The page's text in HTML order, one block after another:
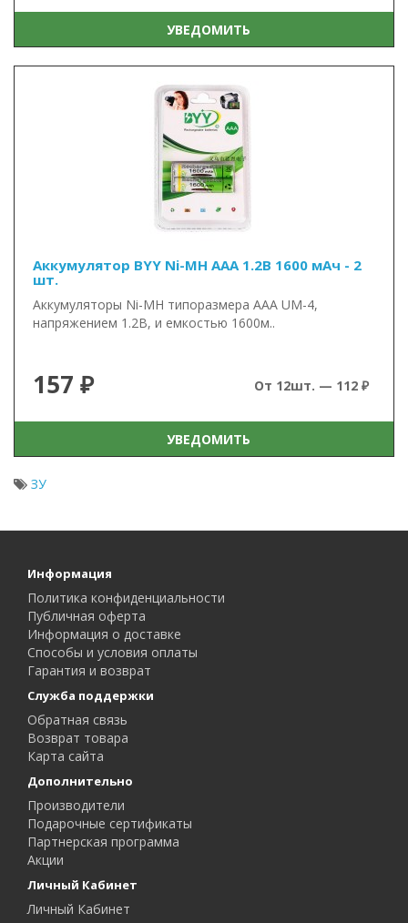
УВЕДОМИТЬ
Аккумулятор BYY Ni-MH AAA 1.2В 1600 мАч - 2
шт.
Аккумуляторы Ni-MH типоразмера AAA UM-4,
напряжением 1.2В, и емкостью 1600м..
157 ₽ От 12шт. — 112 ₽
УВЕДОМИТЬ
ЗУ
Информация
Политика конфиденциальности
Публичная оферта
Информация о доставке
Способы и условия оплаты
Гарантия и возврат
Служба поддержки
Обратная связь
Возврат товара
Карта сайта
Дополнительно
Производители
Подарочные сертификаты
Партнерская программа
Акции
Личный Кабинет
Личный Кабинет